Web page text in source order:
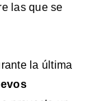
las que se
la última